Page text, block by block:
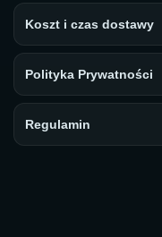
Koszt i czas dostawy
Polityka Prywatności
Regulamin